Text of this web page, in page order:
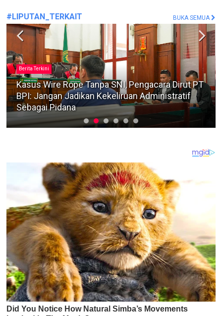
#LIPUTAN_TERKAIT BUKA SEMUA
Berita Terkini
Kasus Wire Rope Tanpa SNI, Pengacara Dirut PT
BPI: Jangan Jadikan Kekeliruan Administratif
Sebagai Pidana